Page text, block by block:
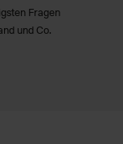
Fragen
und Co.